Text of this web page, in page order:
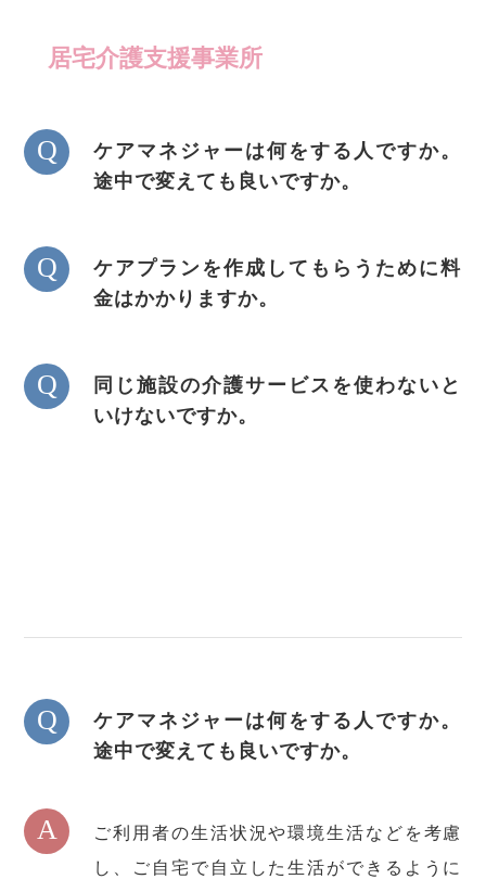
居宅介護支援事業所
Q
ケアマネジャーは何をする人ですか。
途中で変えても良いですか。
Q
ケアプランを作成してもらうために料
金はかかりますか。
Q
同じ施設の介護サービスを使わないと
いけないですか。
Q
ケアマネジャーは何をする人ですか。
途中で変えても良いですか。
A
ご利用者の生活状況や環境生活などを考慮
し、ご自宅で自立した生活ができるように